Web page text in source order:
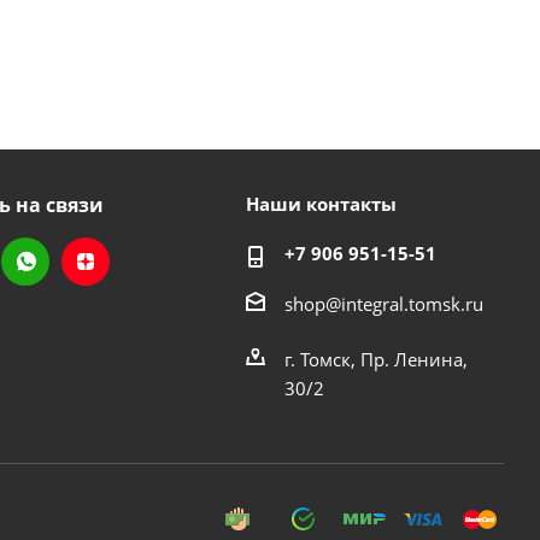
на связи Наши контакты
+7 906 951-15-51
shop@integral.tomsk.ru
г. Томск, Пр. Ленина,
30/2